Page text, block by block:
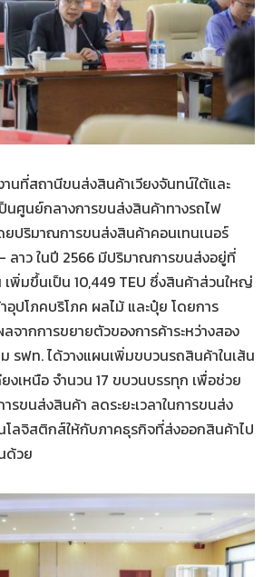
นที่สถานีขนส่งสินค้าเวียงจันทน์ใต้และ
นศูนย์กลางการขนส่งสินค้าทางรถไฟ
ยปริมาณการขนส่งสินค้าคอนเทนเนอร์
– ลาว ในปี 2566 มีปริมาณการขนส่งอยู่ที่
พิ่มขึ้นเป็น 10,449 TEU ซึ่งสินค้าส่วนใหญ่
ปโภคบริโภค ผลไม้ และปุ๋ย โดยการ
จากการขยายตัวของการค้าระหว่างสอง
ม รฟท. ได้วางแผนเพิ่มขบวนรถสินค้าในเส้น
งเหนือ จำนวน 17 ขบวนบรรทุก เพื่อช่วย
รขนส่งสินค้า ลดระยะเวลาในการขนส่ง
ลจิสติกส์ให้กับภาคธุรกิจที่ส่งออกสินค้าไป
ด้วย